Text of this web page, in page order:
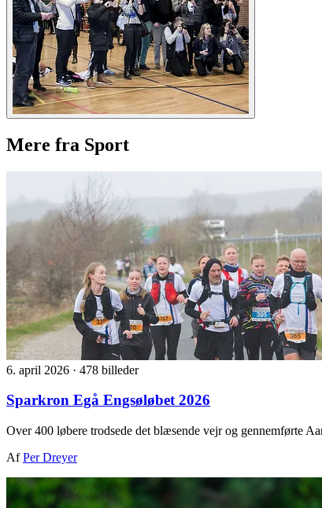
Mere fra Sport
6. april 2026 · 478 billeder
Sparkron Egå Engsøløbet 2026
Over 400 løbere trodsede det blæsende vejr og gennemførte
AfPer Dreyer